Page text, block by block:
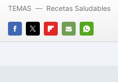
FACEBOOK
TWITTERFLIPBOARD
E-
WHATSAPP
TEMAS Recetas Saludables